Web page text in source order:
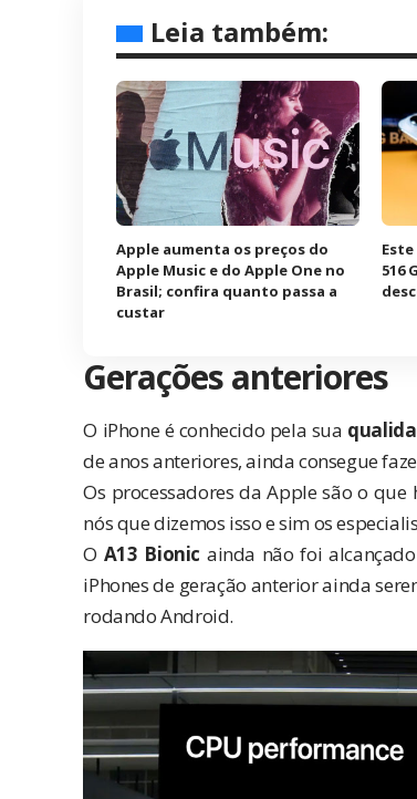
Leia também:
Apple aumenta os preços do
Apple Music e do Apple One no
Brasil; confira quanto passa a
custar
516
Gerações anteriores
O iPhone é conhecido pela sua
de anos anteriores, ainda consegue
Os processadores da Apple são o
nós que dizemos isso e sim os
O A13 Bionic ainda não foi
iPhones de geração anterior ainda
rodando Android.